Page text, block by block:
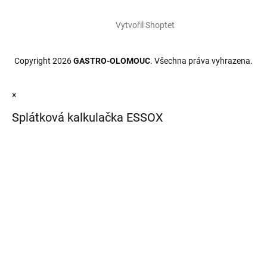
Vytvořil Shoptet
Copyright 2026GASTRO-OLOMOUC. Všechna práva vyhrazena.
×
Splátková kalkulačka ESSOX